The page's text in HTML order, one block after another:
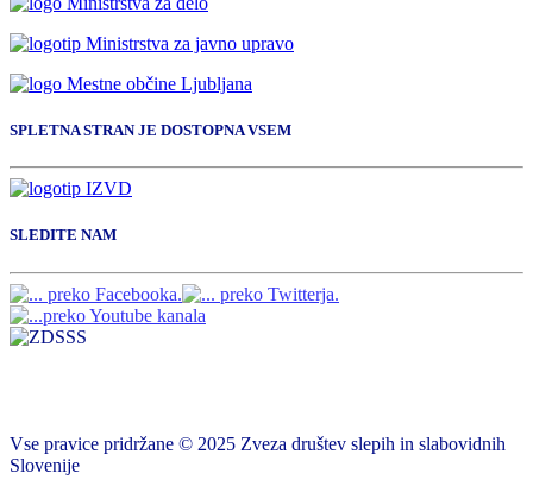
SPLETNA STRAN JE DOSTOPNA VSEM
SLEDITE NAM
Vse pravice pridržane © 2025 Zveza društev slepih in slabovidnih
Slovenije